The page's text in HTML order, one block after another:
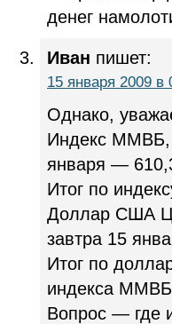
денег
Иван пишет:
15 января 2009 в
Однако,
Индекс ММВБ,
января —
Итог по
Доллар США
завтра 15
Итог по
индекса
Вопрос — где